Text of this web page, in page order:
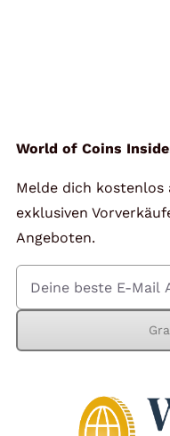
World of Coins
Melde dich kostenlos
exklusiven
Angeboten.